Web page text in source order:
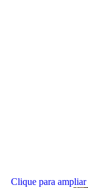
Clique para ampliar